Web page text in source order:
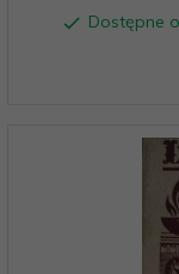
Dostępne